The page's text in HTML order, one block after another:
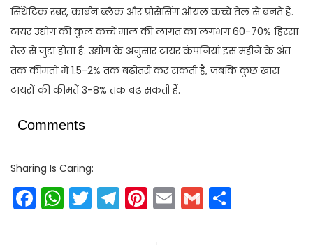
सिंथेटिक रबर, कार्बन ब्लैक और प्रोसेसिंग ऑयल कच्चे तेल से बनते हैं.
टायर उद्योग की कुल कच्चे माल की लागत का लगभग 60-70% हिस्सा
तेल से जुड़ा होता है. उद्योग के अनुसार टायर कंपनियां इस महीने के अंत
तक कीमतों में 1.5-2% तक बढ़ोतरी कर सकती हैं, जबकि कुछ खास
टायरों की कीमतें 3-8% तक बढ़ सकती हैं.
Comments
Sharing Is Caring:
Facebook
WhatsApp
Twitter
Telegram
Pinterest
EmailGmail